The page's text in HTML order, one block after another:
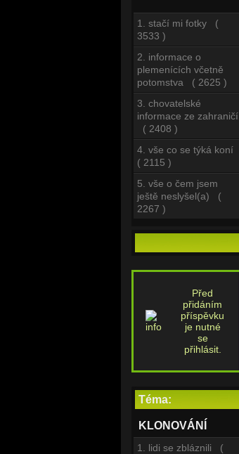
1. stačí mi fotky (
3533 )
2. informace o
plemenících včetně
potomstva ( 2625 )
3. chovatelské
informace ze zahraničí
( 2408 )
4. vše co se týká koní
( 2115 )
5. vše o čem jsem
ještě neslyšel(a) (
2267 )
Před
přidáním
příspěvku
je nutné
se
přihlásit.
Téma:
KLONOVÁNÍ
1. lidi se zbláznili (